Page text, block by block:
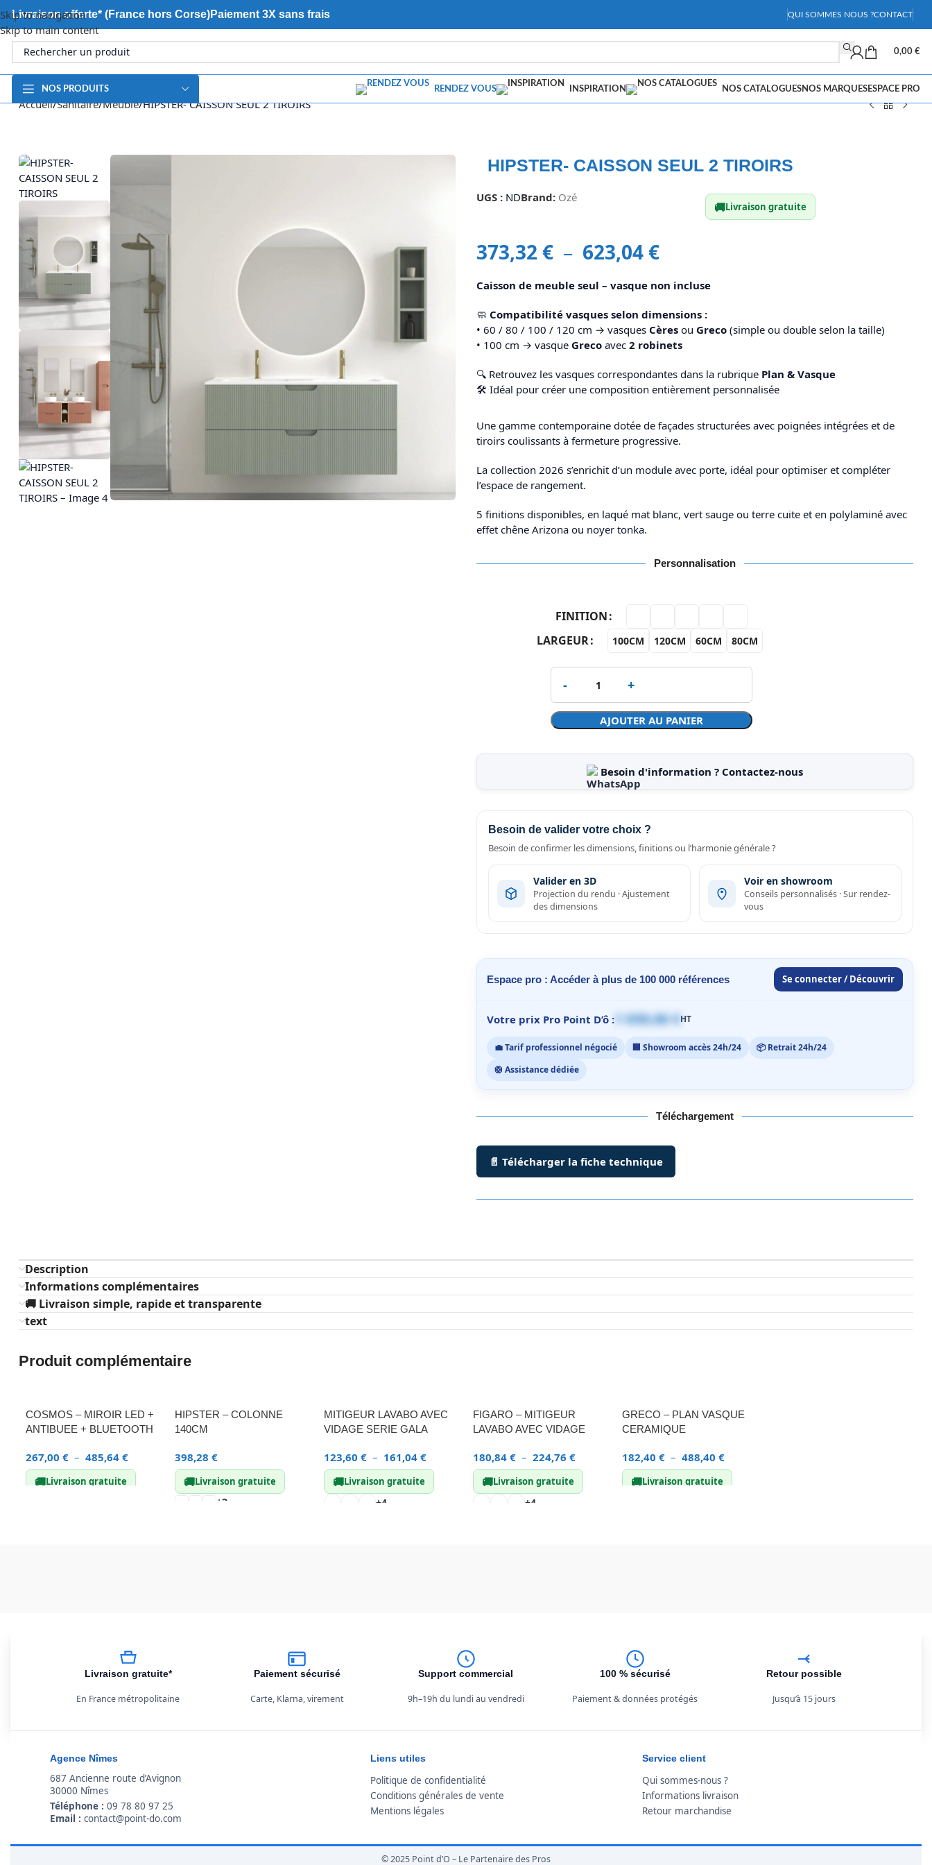
Skip to navigation
Skip to main content
Livraison offerte* (France hors Corse)Paiement 3X sans frais QUI SOMMES NOUS ?CONTACT
0,00 €
NOS PRODUITS RENDEZ VOUS INSPIRATION NOS CATALOGUESNOS MARQUESESPACE PRO
Accueil Sanitaire Meuble HIPSTER- CAISSON SEUL 2 TIROIRS
HIPSTER- CAISSON SEUL 2 TIROIRS
UGS : NDBrand: Ozé
🚚Livraison gratuite
373,32 € – 623,04€
Caisson de meuble seul – vasque non incluse
🧼 Compatibilité vasques selon dimensions :
• 60 / 80 / 100 / 120 cm → vasques Cères ou Greco (simple ou double selon la taille)
• 100 cm → vasque Greco avec 2 robinets
🔍 Retrouvez les vasques correspondantes dans la rubrique Plan & Vasque
🛠️ Idéal pour créer une composition entièrement personnalisée
Une gamme contemporaine dotée de façades structurées avec poignées intégrées et de
tiroirs coulissants à fermeture progressive.
La collection 2026 s’enrichit d’un module avec porte, idéal pour optimiser et compléter
l’espace de rangement.
5 finitions disponibles, en laqué mat blanc, vert sauge ou terre cuite et en polylaminé avec
effet chêne Arizona ou noyer tonka.
Personnalisation
FINITION
LARGEUR
100CM 120CM 60CM 80CM
AJOUTER AU PANIER
Besoin d'information ? Contactez-nous
Besoin de valider votre choix ?
Besoin de confirmer les dimensions, finitions ou l’harmonie générale ?
Valider en 3D
Projection du rendu · Ajustement
des dimensions
Voir en showroom
Conseils personnalisés · Sur rendez-
vous
Espace pro : Accéder à plus de 100 000 références Se connecter / Découvrir
Votre prix Pro Point D’ô : 1 059,00 €HT
💼 Tarif professionnel négocié 🏢 Showroom accès 24h/24
📦 Retrait 24h/24
🛟 Assistance dédiée
Téléchargement
📄 Télécharger la fiche technique
Description
Informations complémentaires
🚚 Livraison simple, rapide et transparente
text
Produit complémentaire
COSMOS – MIROIR LED +
ANTIBUEE + BLUETOOTH
267,00 € – 485,64 €
🚚Livraison gratuite
HIPSTER – COLONNE
140CM
398,28 €
🚚Livraison gratuite
+2
MITIGEUR LAVABO AVEC
VIDAGE SERIE GALA
123,60 € – 161,04 €
🚚Livraison gratuite
+4
FIGARO – MITIGEUR
LAVABO AVEC VIDAGE
180,84 € – 224,76 €
🚚Livraison gratuite
+4
GRECO – PLAN VASQUE
CERAMIQUE
182,40 € – 488,40 €
🚚Livraison gratuite
Livraison gratuite*
En France métropolitaine
Paiement sécurisé
Carte, Klarna, virement
Support commercial
9h–19h du lundi au vendredi
100 % sécurisé
Paiement & données protégés
Retour possible
Jusqu’à 15 jours
Agence Nîmes
687 Ancienne route d’Avignon
30000 Nîmes
Téléphone : 09 78 80 97 25
Email : contact@point-do.com
Liens utiles
Politique de confidentialité
Conditions générales de vente
Mentions légales
Service client
Qui sommes-nous ?
Informations livraison
Retour marchandise
© 2025 Point d’O – Le Partenaire des Pros